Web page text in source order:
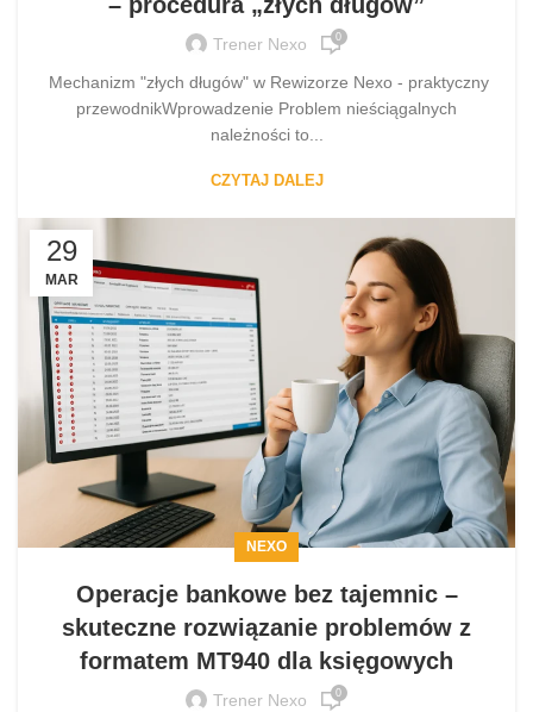
Trener Nexo 0
Mechanizm "złych długów" w Rewizorze Nexo - praktyczny
przewodnikWprowadzenie Problem nieściągalnych
należności to...
CZYTAJ DALEJ
29
MAR
NEXO
Operacje bankowe bez tajemnic –
skuteczne rozwiązanie problemów z
formatem MT940 dla księgowych
Trener Nexo 0